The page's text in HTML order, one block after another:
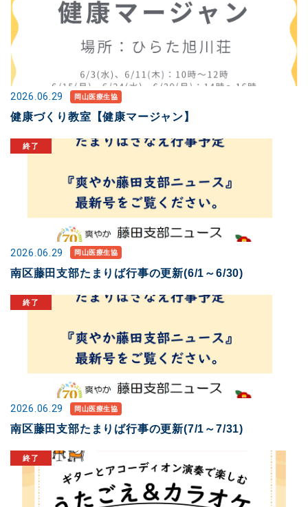
2026.06.29 岡山医療生協
健康づくり教室【健康マージャン】
2026.06.29 岡山医療生協
南区藤田支部たまりば行事の更新(6/1～6/30)
2026.06.29 岡山医療生協
南区藤田支部たまりば行事の更新(7/1～7/31)